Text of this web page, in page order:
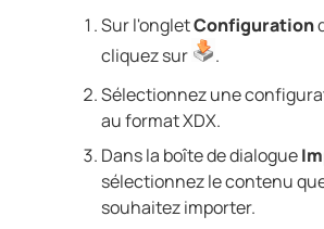
Sur l'ongletConfiguration
cliquez sur
.
Sélectionnez une
au format XDX.
Dans la boîte de dialogue
sélectionnez le contenu
souhaitez importer.